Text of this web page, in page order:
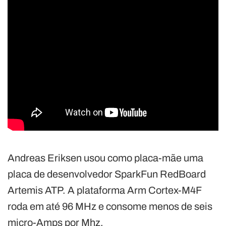
Andreas Eriksen usou como placa-mãe uma
placa de desenvolvedor SparkFun RedBoard
Artemis ATP. A plataforma Arm Cortex-M4F
roda em até 96 MHz e consome menos de seis
micro-Amps por Mhz.